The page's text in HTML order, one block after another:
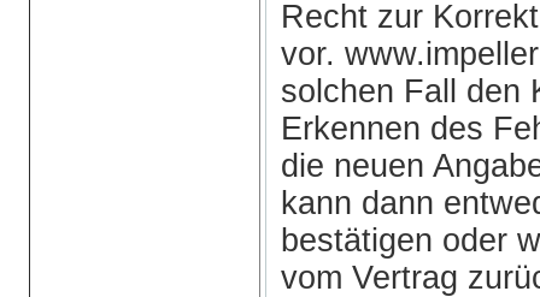
Recht zur
vor.
solchen Fall den
Erkennen des
die neuen
kann dann
bestätigen oder
vom Vertrag